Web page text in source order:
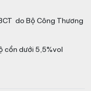
do Bộ Công Thương
cồn dưới 5,5%vol